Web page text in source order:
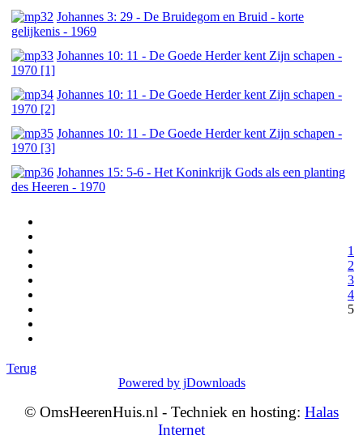
Johannes 3: 29 - De Bruidegom en Bruid - korte
gelijkenis - 1969
Johannes 10: 11 - De Goede Herder kent Zijn schapen -
1970 [1]
Johannes 10: 11 - De Goede Herder kent Zijn schapen -
1970 [2]
Johannes 10: 11 - De Goede Herder kent Zijn schapen -
1970 [3]
Johannes 15: 5-6 - Het Koninkrijk Gods als een planting
des Heeren - 1970
1
2
3
4
5
Terug
Powered by jDownloads
© OmsHeerenHuis.nl - Techniek en hosting: Halas
Internet